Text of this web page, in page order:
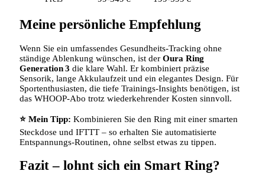
Meine persönliche Empfehlung
Wenn Sie ein umfassendes Gesundheits‑Tracking ohne
ständige Ablenkung wünschen, ist der Oura Ring
Generation 3 die klare Wahl. Er kombiniert präzise
Sensorik, lange Akkulaufzeit und ein elegantes Design. Für
Sportenthusiasten, die tiefe Trainings‑Insights benötigen, ist
das WHOOP‑Abo trotz wiederkehrender Kosten sinnvoll.
⭐ Mein Tipp: Kombinieren Sie den Ring mit einer smarten
Steckdose und IFTTT – so erhalten Sie automatisierte
Entspannungs‑Routinen, ohne selbst etwas zu tippen.
Fazit – lohnt sich ein Smart Ring?